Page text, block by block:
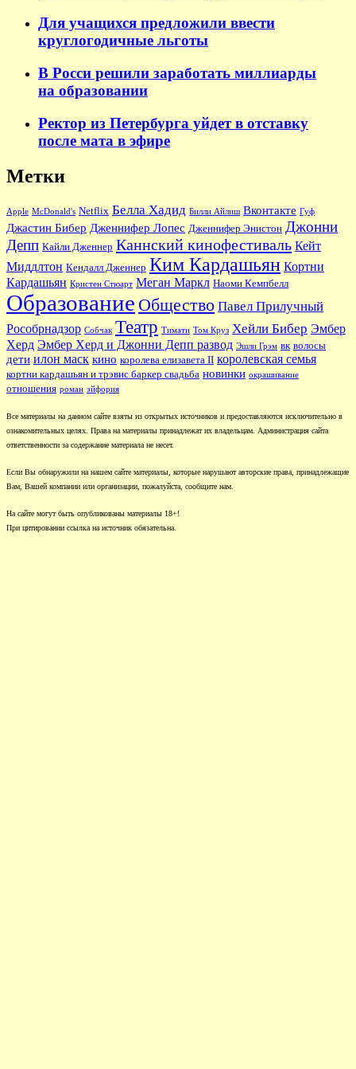
Для учащихся предложили ввести
круглогодичные льготы
В Росси решили заработать миллиарды
на образовании
Ректор из Петербурга уйдет в отставку
после мата в эфире
Метки
Apple McDonald's Netflix Белла Хадид Билли Айлиш Вконтакте Гуф
Джастин Бибер Дженнифер Лопес Дженнифер Энистон Джонни
Депп Кайли Дженнер Каннский кинофестиваль Кейт
Миддлтон Кендалл Дженнер Ким Кардашьян Кортни
Кардашьян Кристен Стюарт Меган Маркл Наоми Кемпбелл
Образование Общество Павел Прилучный
Рособрнадзор Собчак Театр Тимати Том Круз Хейли Бибер Эмбер
Херд Эмбер Херд и Джонни Депп развод Эшли Грэм вк волосы
дети илон маск кино королева елизавета II королевская семья
кортни кардашьян и трэвис баркер свадьба новинки окрашивание
отношения роман эйфория
Все материалы на данном сайте взяты из открытых источников и предоставляются исключительно в
ознакомительных целях. Права на материалы принадлежат их владельцам. Администрация сайта
ответственности за содержание материала не несет.
Если Вы обнаружили на нашем сайте материалы, которые нарушают авторские права, принадлежащие
Вам, Вашей компании или организации, пожалуйста, сообщите нам.
На сайте могут быть опубликованы материалы 18+!
При цитировании ссылка на источник обязательна.